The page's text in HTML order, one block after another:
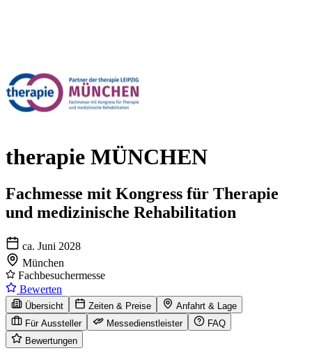
therapie MÜNCHEN
Fachmesse mit Kongress für Therapie
und medizinische Rehabilitation
ca. Juni 2028
München
Fachbesuchermesse
Bewerten
Übersicht Zeiten & Preise
Anfahrt & Lage
Für Aussteller
Messedienstleister
FAQ
Bewertungen